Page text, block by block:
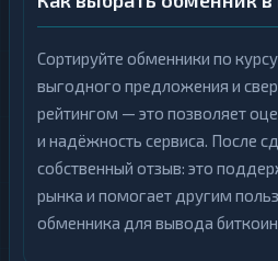
Сортируйте обменники по
выгодного предложения и
рейтингом — это позволяет
и надёжность сервиса. После
собственный отзыв: это
рынка и помогает другим
обменника для вывода